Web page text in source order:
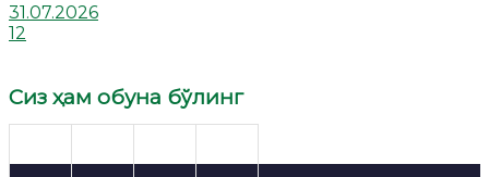
31.07.2026
12
Сиз ҳам обуна бўлинг